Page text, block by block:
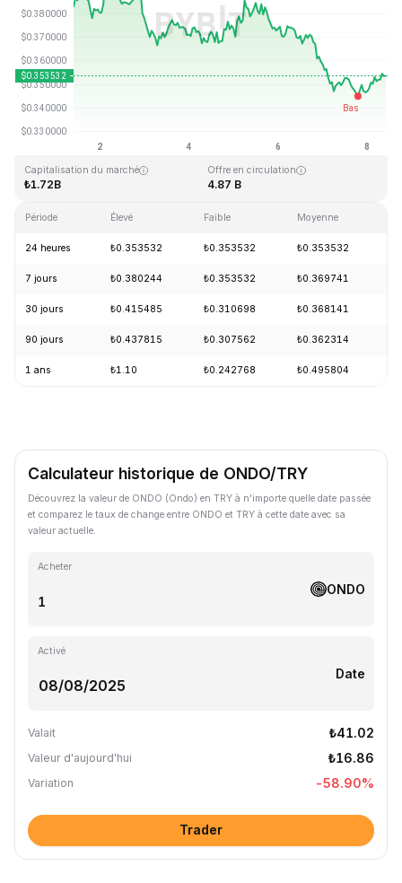
Dernière mise à jour : 2026-08-08, 09:57 GMT+0
Plus haut niveau historique
Capitalisation du marché
₺1.72B
Offre en circulation
4.87 B
Période Élevé Faible Moyenne
24 heures ₺0.353532 ₺0.353532 ₺0.353532
7 jours ₺0.380244 ₺0.353532 ₺0.369741
30 jours ₺0.415485 ₺0.310698 ₺0.368141
90 jours ₺0.437815 ₺0.307562 ₺0.362314
1 ans ₺1.10 ₺0.242768 ₺0.495804
Calculateur historique de ONDO/TRY
Découvrez la valeur de ONDO (Ondo) en TRY à n'importe quelle date passée
et comparez le taux de change entre ONDO et TRY à cette date avec sa
valeur actuelle.
Acheter
ONDO
Activé
Date
Valait ₺41.02
Valeur d'aujourd'hui ₺16.86
Variation -58.90%
Trader